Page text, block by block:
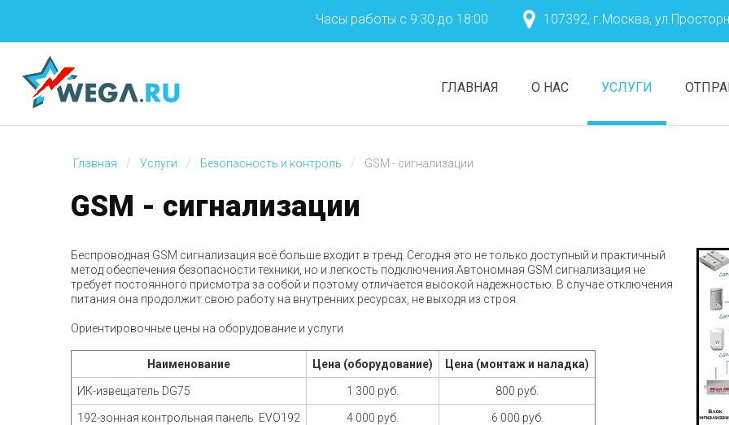
Часы работы с 9:30 до 18:00 107392, г.Москва,
ГЛАВНАЯ О НАС УСЛУГИ
Климат
Безопасность и
Проектные работы
Главная Услуги Безопасность и контроль GSM - сигнализации
GSM - сигнализации
Беспроводная GSM сигнализация всё больше входит в тренд. Сегодня это не только доступный и практичный
метод обеспечения безопасности техники, но и легкость подключения.Автономная GSM сигнализация не
требует постоянного присмотра за собой и поэтому отличается высокой надежностью. В случае отключения
питания она продолжит свою работу на внутренних ресурсах, не выходя из строя.
Ориентировочные цены на оборудование и услуги
Наименование Цена (оборудование) Цена (монтаж и наладка)
ИК-извещатель DG75 1 300 руб. 800 руб.
192-зонная контрольная панель EVO192 4 000 руб. 6 000 руб.